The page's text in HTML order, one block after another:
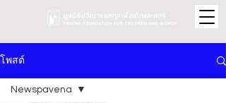
โพสต์
Newspavena